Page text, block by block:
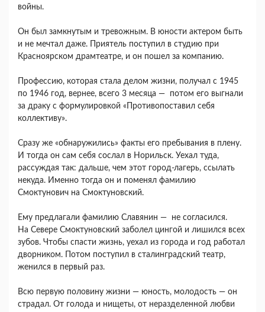
войны.
Он был замкнутым и тревожным. В юности актером быть
и не мечтал даже. Приятель поступил в студию при
Красноярском драмтеатре, и он пошел за компанию.
Профессию, которая стала делом жизни, получал с 1945
по 1946 год, вернее, всего 3 месяца — потом его выгнали
за драку с формулировкой «Противопоставил себя
коллективу».
Сразу же «обнаружились» факты его пребывания в плену.
И тогда он сам себя сослал в Норильск. Уехал туда,
рассуждая так: дальше, чем этот город-лагерь, ссылать
некуда. Именно тогда он и поменял фамилию
Смоктунович на Смоктуновский.
Ему предлагали фамилию Славянин — не согласился.
На Севере Смоктуновский заболел цингой и лишился всех
зубов. Чтобы спасти жизнь, уехал из города и год работал
дворником. Потом поступил в сталинградский театр,
женился в первый раз.
Всю первую половину жизни — юность, молодость — он
страдал. От голода и нищеты, от неразделенной любви